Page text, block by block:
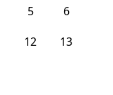
5
6
12 13